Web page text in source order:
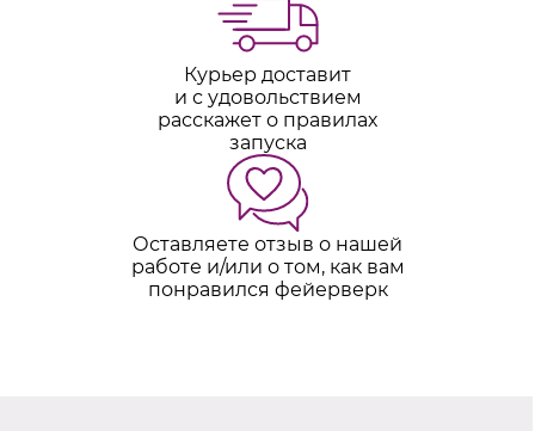
Курьер доставит
и с удовольствием
расскажет о правилах
запуска
Оставляете отзыв о нашей
работе и/или о том, как вам
понравился фейерверк